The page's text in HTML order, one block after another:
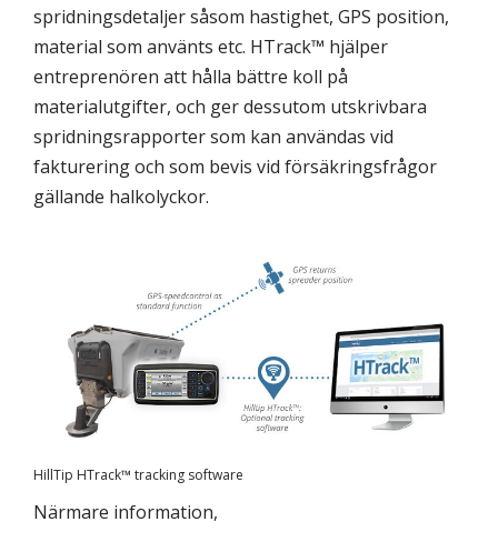
spridningsdetaljer såsom hastighet, GPS position,
material som använts etc. HTrack™ hjälper
entreprenören att hålla bättre koll på
materialutgifter, och ger dessutom utskrivbara
spridningsrapporter som kan användas vid
fakturering och som bevis vid försäkringsfrågor
gällande halkolyckor.
HillTip HTrack™ tracking software
Närmare information,